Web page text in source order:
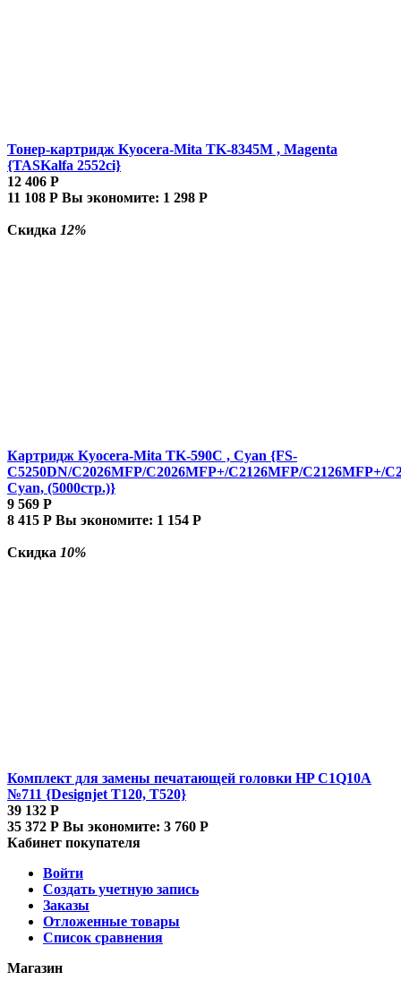
Тонер-картридж Kyocera-Mita TK-8345M , Magenta
{TASKalfa 2552ci}
12 406 Р
11 108 Р Вы экономите: 1 298 Р
Скидка 12%
Картридж Kyocera-Mita TK-590C , Cyan {FS-
C5250DN/C2026MFP/C2026MFP+/C2126MFP/C2126MFP+/
Cyan, (5000стр.)}
9 569 Р
8 415 Р Вы экономите: 1 154 Р
Скидка 10%
Комплект для замены печатающей головки HP C1Q10A
№711 {Designjet T120, T520}
39 132 Р
35 372 Р Вы экономите: 3 760 Р
Кабинет покупателя
Войти
Создать учетную запись
Заказы
Отложенные товары
Список сравнения
Магазин